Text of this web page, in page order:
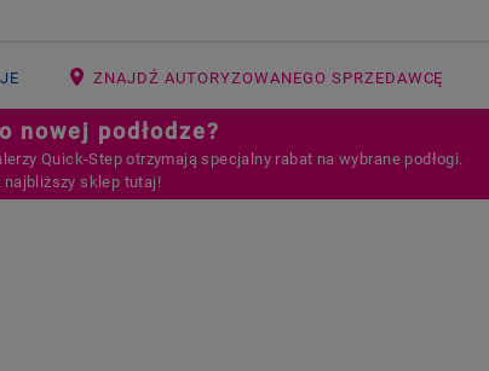
ZNAJDŹ AUTORYZOWANEGO SPRZEDAWCĘ
nowej podłodze?
Quick‑Step otrzymają specjalny rabat na wybrane podłogi.
najbliższy sklep tutaj!